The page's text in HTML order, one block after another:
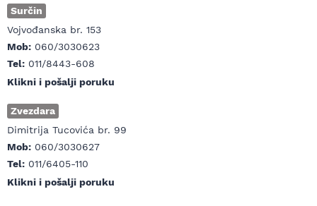
Surčin
Vojvođanska br. 153
Mob: 060/3030623
Tel: 011/8443-608
Klikni i pošalji poruku
Zvezdara
Dimitrija Tucovića br. 99
Mob: 060/3030627
Tel: 011/6405-110
Klikni i pošalji poruku